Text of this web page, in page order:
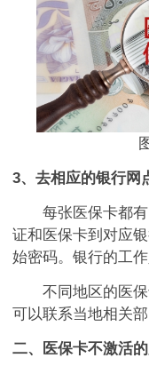
3、去相应的银行网
每张医保卡都有
证和医保卡到对应
始密码。银行的工
不同地区的医保
可以联系当地相关部
二、医保卡不激活